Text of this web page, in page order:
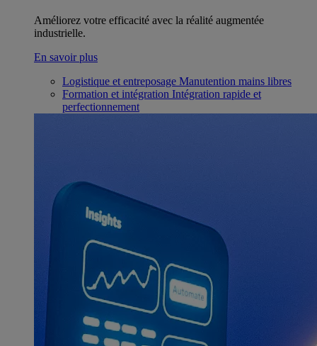
Améliorez votre efficacité avec la réalité augmentée
industrielle.
En savoir plus
Logistique et entreposage Manutention mains libres
Formation et intégration Intégration rapide et
perfectionnement